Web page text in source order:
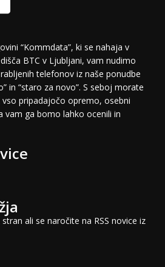
“Kommdata”, ki se nahaja v
BTC v Ljubljani, vam nudimo
telefonov iz naše ponudbe
in “staro za novo”. S seboj morate
pripadajočo opremo, osebni
vam ga bomo lahko ocenili in
ali se naročite na RSS novice iz